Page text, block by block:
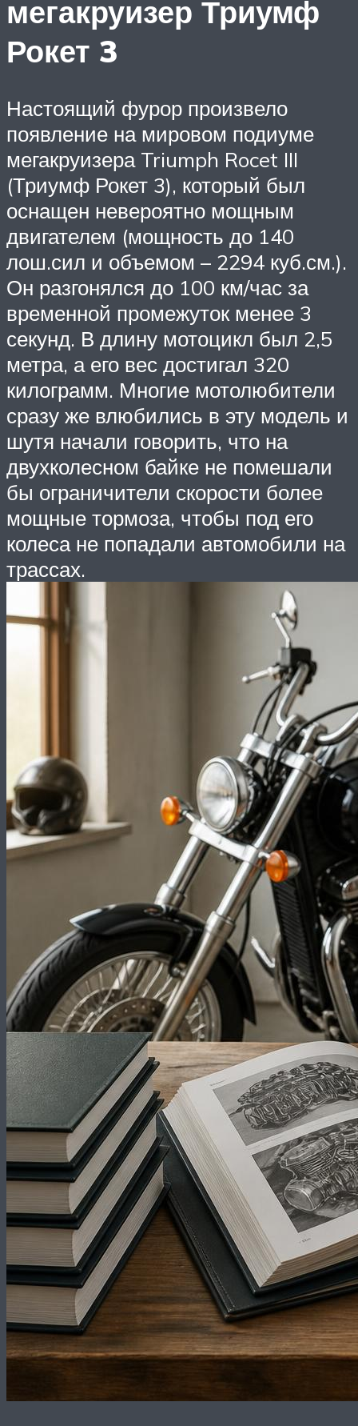
мегакруизер Триумф
Рокет 3
Настоящий фурор произвело
появление на мировом подиуме
мегакруизера Triumph Rocet III
(Триумф Рокет 3), который был
оснащен невероятно мощным
двигателем (мощность до 140
лош.сил и объемом – 2294 куб.см.).
Он разгонялся до 100 км/час за
временной промежуток менее 3
секунд. В длину мотоцикл был 2,5
метра, а его вес достигал 320
килограмм. Многие мотолюбители
сразу же влюбились в эту модель и
шутя начали говорить, что на
двухколесном байке не помешали
бы ограничители скорости более
мощные тормоза, чтобы под его
колеса не попадали автомобили на
трассах.